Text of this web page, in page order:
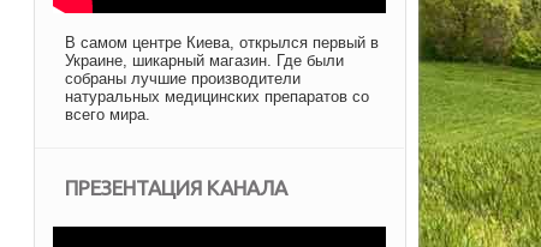
В самом центре Киева, открылся первый в
Украине, шикарный магазин. Где были
собраны лучшие производители
натуральных медицинских препаратов со
всего мира.
ПРЕЗЕНТАЦИЯ КАНАЛА